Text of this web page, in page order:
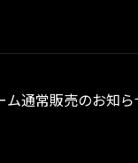
通常販売のお知ら